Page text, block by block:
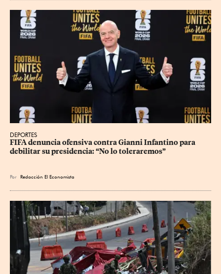
DEPORTES
FIFA denuncia ofensiva contra Gianni Infantino para
debilitar su presidencia: “No lo toleraremos”
Por Redacción El Economista